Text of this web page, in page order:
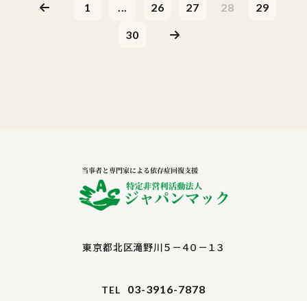
1 ... 26 27 28 29
30
東京都北区滝野川５－４０－１３
TEL 03-3916-7878